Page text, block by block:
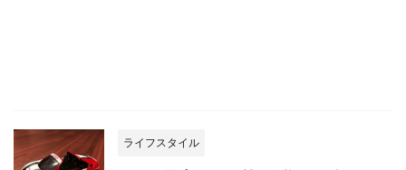
ライフスタイル